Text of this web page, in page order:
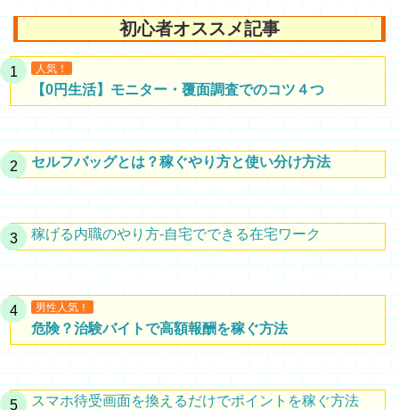
初心者オススメ記事
人気！
【0円生活】モニター・覆面調査でのコツ４つ
セルフバッグとは？稼ぐやり方と使い分け方法
稼げる内職のやり方-自宅でできる在宅ワーク
男性人気！
危険？治験バイトで高額報酬を稼ぐ方法
スマホ待受画面を換えるだけでポイントを稼ぐ方法